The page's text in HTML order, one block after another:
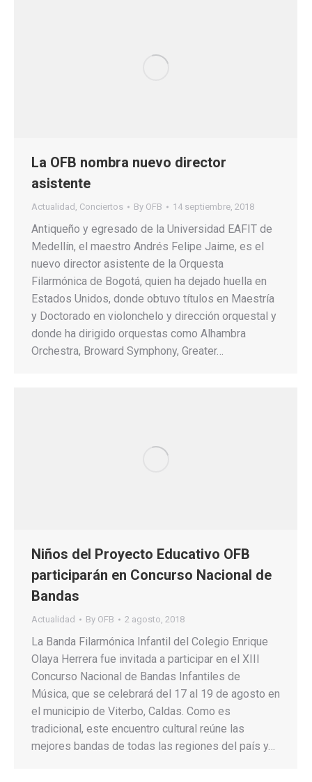
La OFB nombra nuevo director
asistente
Actualidad Conciertos By OFB 14 septiembre, 2018
Antiqueño y egresado de la Universidad EAFIT de
Medellín, el maestro Andrés Felipe Jaime, es el
nuevo director asistente de la Orquesta
Filarmónica de Bogotá, quien ha dejado huella en
Estados Unidos, donde obtuvo títulos en Maestría
y Doctorado en violonchelo y dirección orquestal y
donde ha dirigido orquestas como Alhambra
Orchestra, Broward Symphony, Greater…
Niños del Proyecto Educativo OFB
participarán en Concurso Nacional de
Bandas
Actualidad By OFB 2 agosto, 2018
La Banda Filarmónica Infantil del Colegio Enrique
Olaya Herrera fue invitada a participar en el XIII
Concurso Nacional de Bandas Infantiles de
Música, que se celebrará del 17 al 19 de agosto en
el municipio de Viterbo, Caldas. Como es
tradicional, este encuentro cultural reúne las
mejores bandas de todas las regiones del país y…